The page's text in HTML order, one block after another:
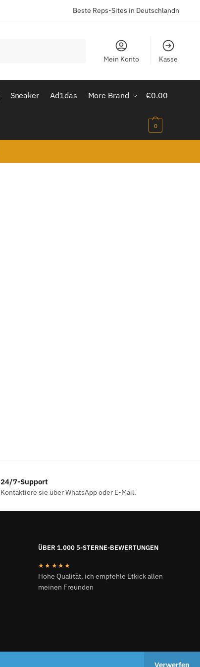
Verwerfen
Beste Reps-Sites in Deutschlandn
Mein Konto Kasse
Sneaker Ad1das More Brand €0.00
0
24/7-Support
Kontaktiere sie über WhatsApp oder E-Mail.
ÜBER 1.000 5-STERNE-BEWERTUNGEN
★★★★★
Hohe Qualität, ich empfehle Etkick allen
meinen Freunden